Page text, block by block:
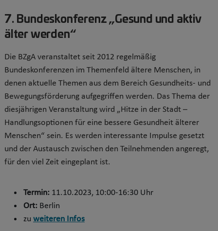
7. Bundeskonferenz „Gesund und aktiv
älter werden“
Die BZgA veranstaltet seit 2012 regelmäßig
Bundeskonferenzen im Themenfeld ältere Menschen, in
denen aktuelle Themen aus dem Bereich Gesundheits- und
Bewegungsförderung aufgegriffen werden. Das Thema der
diesjährigen Veranstaltung wird „Hitze in der Stadt –
Handlungsoptionen für eine bessere Gesundheit älterer
Menschen“ sein. Es werden interessante Impulse gesetzt
und der Austausch zwischen den Teilnehmenden angeregt,
für den viel Zeit eingeplant ist.
Termin: 11.10.2023, 10:00-16:30 Uhr
Ort: Berlin
zu weiteren Infos